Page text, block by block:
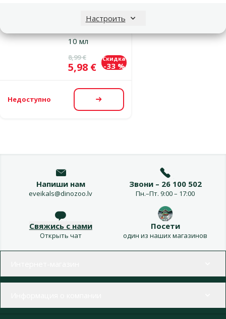
Настроить
аквариума –
10 мл
Исходная цена
8,99 €
Цена
5,98 €
Скидка
-33 %
Недоступно Посмотреть
Напиши нам
eveikals@dinozoo.lv
Звони – 26 100 502
Пн.–Пт. 9:00 – 17:00
Свяжись с нами
Открыть чат
Посети
один из наших магазинов